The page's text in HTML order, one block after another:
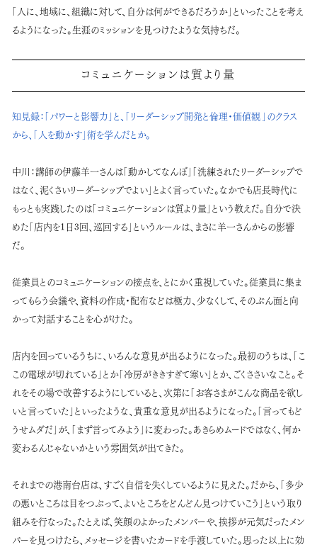
「人に、地域に、組織に対して、自分は何ができるだろうか」といったことを考え
るようになった。生涯のミッションを見つけたような気持ちだ。
コミュニケーションは質より量
知見録：「パワーと影響力」と、「リーダーシップ開発と倫理・価値観 」のクラス
から、「人を動かす」術を学んだとか。
中川：講師の伊藤羊一さんは「動かしてなんぼ」「洗練されたリーダーシップで
はなく、泥くさいリーダーシップでよい」とよく言っていた。なかでも店長時代に
もっとも実践したのは「コミュニケーションは質より量」という教えだ。自分で決
めた「店内を1日3回、巡回する」というルールは、まさに羊一さんからの影響
だ。
従業員とのコミュニケーションの接点を、とにかく重視していた。従業員に集ま
ってもらう会議や、資料の作成・配布などは極力、少なくして、そのぶん面と向
かって対話することを心がけた。
店内を回っているうちに、いろんな意見が出るようになった。最初のうちは、「こ
この電球が切れている」とか「冷房がききすぎて寒い」とか、ごくささいなこと。そ
れをその場で改善するようにしていると、次第に「お客さまがこんな商品を欲し
いと言っていた」といったような、貴重な意見が出るようになった。「言ってもど
うせムダだ」が、「まず言ってみよう」に変わった。あきらめムードではなく、何か
変わるんじゃないかという雰囲気が出てきた。
それまでの港南台店は、すごく自信を失くしているように見えた。だから、「多少
の悪いところは目をつぶって、よいところをどんどん見つけていこう」という取り
組みを行なった。たとえば、笑顔のよかったメンバーや、挨拶が元気だったメン
バーを見つけたら、メッセージを書いたカードを手渡していた。思った以上に効